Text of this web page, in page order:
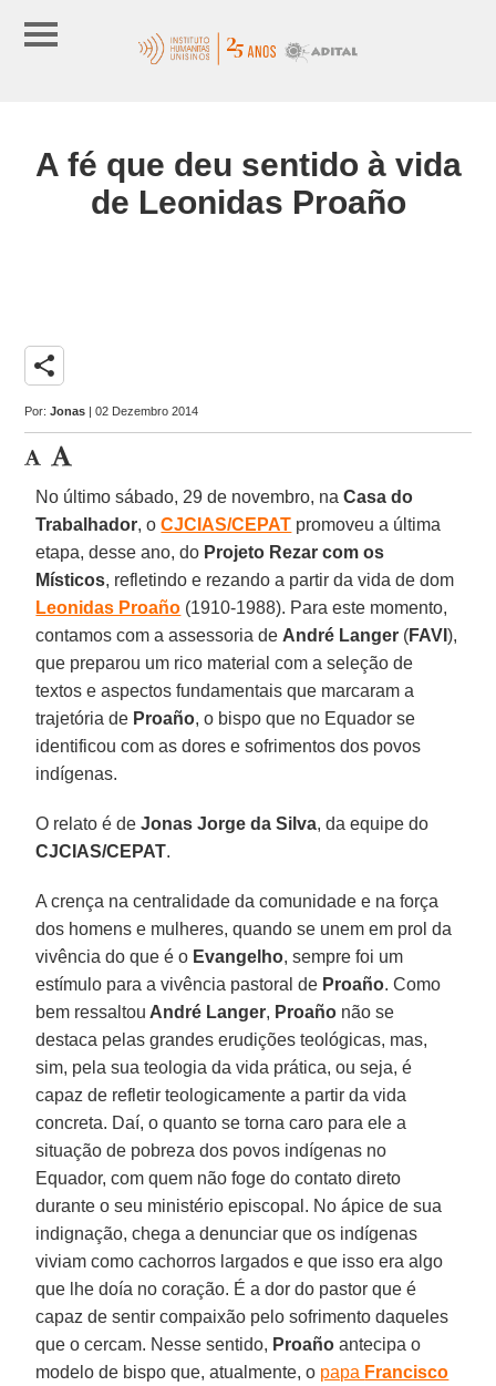
A fé que deu sentido à vida
de Leonidas Proaño
share
Por:Jonas | 02 Dezembro 2014
No último sábado, 29 de novembro, naCasa do
Trabalhador, oCJCIAS/CEPAT promoveu a última
etapa, desse ano, do Projeto Rezar com os
Místicos, refletindo e rezando a partir da vida de dom
Leonidas Proaño (1910-1988). Para este momento,
contamos com a assessoria de André Langer (FAVI),
que preparou um rico material com a seleção de
textos e aspectos fundamentais que marcaram a
trajetória de Proaño, o bispo que no Equador se
identificou com as dores e sofrimentos dos povos
indígenas.
O relato é deJonas Jorge da Silva, da equipe do
CJCIAS/CEPAT.
A crença na centralidade da comunidade e na força
dos homens e mulheres, quando se unem em prol da
vivência do que é o Evangelho, sempre foi um
estímulo para a vivência pastoral de Proaño. Como
bem ressaltou André Langer, Proaño não se
destaca pelas grandes erudições teológicas, mas,
sim, pela sua teologia da vida prática, ou seja, é
capaz de refletir teologicamente a partir da vida
concreta. Daí, o quanto se torna caro para ele a
situação de pobreza dos povos indígenas no
Equador, com quem não foge do contato direto
durante o seu ministério episcopal. No ápice de sua
indignação, chega a denunciar que os indígenas
viviam como cachorros largados e que isso era algo
que lhe doía no coração. É a dor do pastor que é
capaz de sentir compaixão pelo sofrimento daqueles
que o cercam. Nesse sentido, Proaño antecipa o
modelo de bispo que, atualmente, o papa Francisco